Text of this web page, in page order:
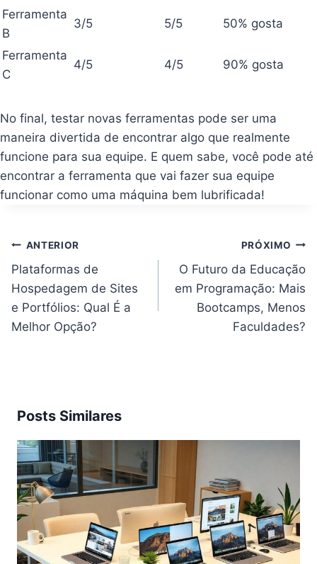
Ferramenta
B
3/5 5/5 50% gosta
Ferramenta
C
4/5 4/5 90% gosta
No final, testar novas ferramentas pode ser uma
maneira divertida de encontrar algo que realmente
funcione para sua equipe. E quem sabe, você pode até
encontrar a ferramenta que vai fazer sua equipe
funcionar como uma máquina bem lubrificada!
Navegação
Post
ANTERIOR
Plataformas de
Hospedagem de Sites
e Portfólios: Qual É a
Melhor Opção?
PRÓXIMO
O Futuro da Educação
em Programação: Mais
Bootcamps, Menos
Faculdades?
Posts Similares